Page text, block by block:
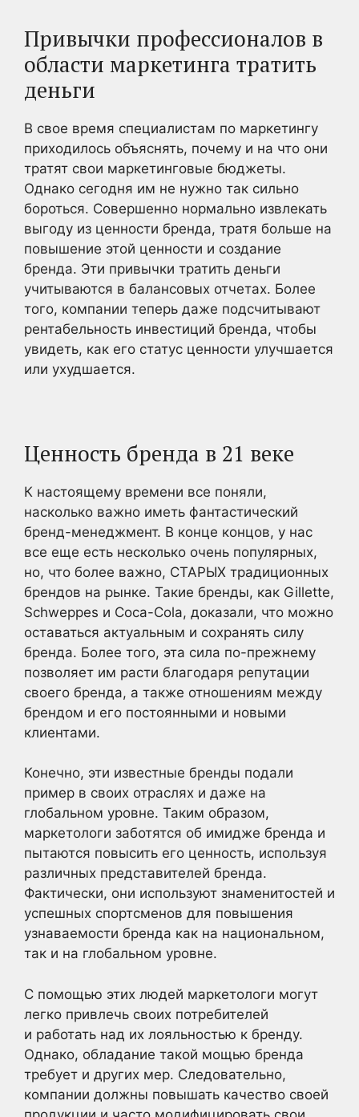
Привычки профессионалов в
области маркетинга тратить
деньги
В свое время специалистам по маркетингу
приходилось объяснять, почему и на что они
тратят свои маркетинговые бюджеты.
Однако сегодня им не нужно так сильно
бороться. Совершенно нормально извлекать
выгоду из ценности бренда, тратя больше на
повышение этой ценности и создание
бренда. Эти привычки тратить деньги
учитываются в балансовых отчетах. Более
того, компании теперь даже подсчитывают
рентабельность инвестиций бренда, чтобы
увидеть, как его статус ценности улучшается
или ухудшается.
Ценность бренда в 21 веке
К настоящему времени все поняли,
насколько важно иметь фантастический
бренд-менеджмент. В конце концов, у нас
все еще есть несколько очень популярных,
но, что более важно, СТАРЫХ традиционных
брендов на рынке. Такие бренды, как Gillette,
Schweppes и Coca-Cola, доказали, что можно
оставаться актуальным и сохранять силу
бренда. Более того, эта сила по-прежнему
позволяет им расти благодаря репутации
своего бренда, а также отношениям между
брендом и его постоянными и новыми
клиентами.
Конечно, эти известные бренды подали
пример в своих отраслях и даже на
глобальном уровне. Таким образом,
маркетологи заботятся об имидже бренда и
пытаются повысить его ценность, используя
различных представителей бренда.
Фактически, они используют знаменитостей и
успешных спортсменов для повышения
узнаваемости бренда как на национальном,
так и на глобальном уровне.
С помощью этих людей маркетологи могут
легко привлечь своих потребителей
и работать над их лояльностью к бренду.
Однако, обладание такой мощью бренда
требует и других мер. Следовательно,
компании должны повышать качество своей